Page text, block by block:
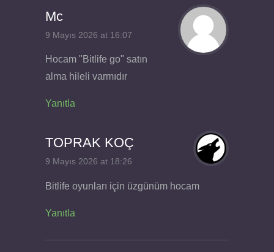
Mc
9 Mayıs 2026 at 16:07
Hocam "Bitlife go" satın
alma hileli varmıdır
Yanıtla
TOPRAK KOÇ
9 Mayıs 2026 at 18:26
Bitlife oyunları için üzgünüm hocam
Yanıtla